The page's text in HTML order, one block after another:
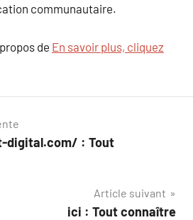
communautaire.
de En savoir plus, cliquez
: Tout
Article suivant
ici : Tout connaître